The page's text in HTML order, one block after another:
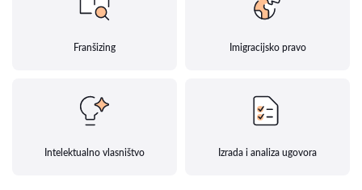
Franšizing Imigracijsko pravo
Intelektualno vlasništvo Izrada i analiza ugovora